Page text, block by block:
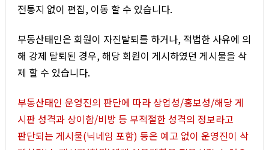
전통지 없이 편집, 이동 할 수 있습니다.
부동산태인은 회원이 자진탈퇴를 하거나, 적법한 사유에 의
해 강제 탈퇴된 경우, 해당 회원이 게시하였던 게시물을 삭
제 할 수 있습니다.
부동산태인 운영진의 판단에 따라 상업성/홍보성/해당 게
시판 성격과 상이함/비방 등 부적절한 성격의 정보라고
판단되는 게시물(닉네임 포함) 등은 예고 없이 운영진이 삭